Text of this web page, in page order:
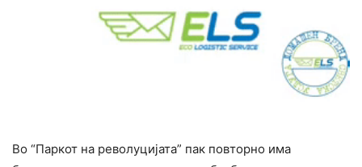
Во “Паркот на револуцијата” пак повторно има